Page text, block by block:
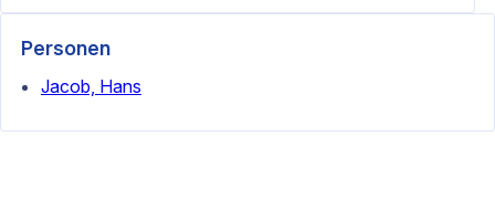
Personen
Jacob, Hans